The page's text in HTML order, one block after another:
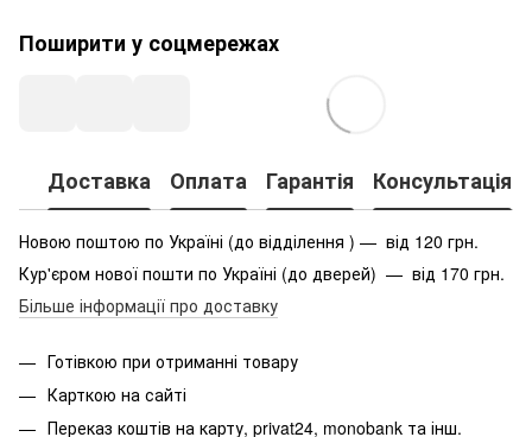
Поширити у соцмережах
Доставка Оплата Гарантія Консультація
Новою поштою по Україні (до відділення ) — від 120 грн.
Кур'єром нової пошти по Україні (до дверей) — від 170 грн.
Більше інформації про доставку
Готівкою при отриманні товару
Карткою на сайті
Переказ коштів на карту, privat24, monobank та інш.